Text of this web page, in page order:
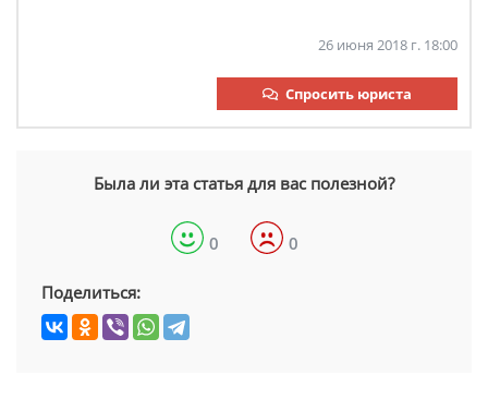
26 июня 2018 г. 18:00
Спросить юриста
Была ли эта статья для вас полезной?
0 0
Поделиться: